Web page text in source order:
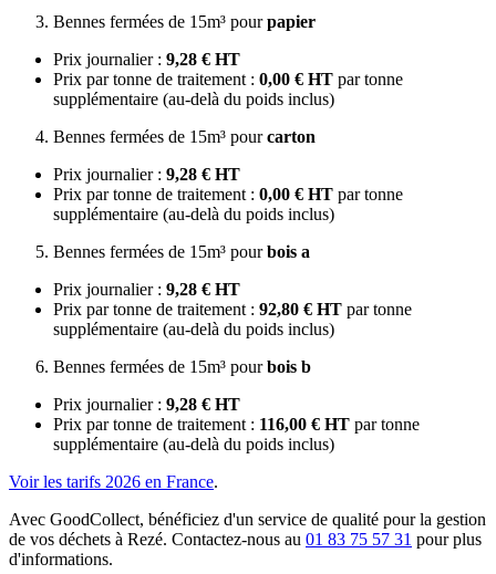
Bennes fermées de 15m³ pourpapier
Prix journalier : 9,28 € HT
Prix par tonne de traitement : 0,00 € HT par tonne
supplémentaire (au-delà du poids inclus)
Bennes fermées de 15m³ pourcarton
Prix journalier : 9,28 € HT
Prix par tonne de traitement : 0,00 € HT par tonne
supplémentaire (au-delà du poids inclus)
Bennes fermées de 15m³ pourbois a
Prix journalier : 9,28 € HT
Prix par tonne de traitement : 92,80 € HT par tonne
supplémentaire (au-delà du poids inclus)
Bennes fermées de 15m³ pourbois b
Prix journalier : 9,28 € HT
Prix par tonne de traitement : 116,00 € HT par tonne
supplémentaire (au-delà du poids inclus)
Voir les tarifs 2026 en France.
Avec GoodCollect, bénéficiez d'un service de qualité pour la gestion
de vos déchets à Rezé. Contactez-nous au 01 83 75 57 31 pour plus
d'informations.